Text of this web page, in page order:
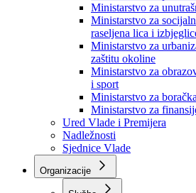
Ministarstva
Ministarstvo za
Ministarstvo za
Ministarstvo za
Ministarstvo za
raseljena lica i
Ministarstvo za
zaštitu okoline
Ministarstvo za
i sport
Ministarstvo za boračka
Ministarstvo za finansije
Ured Vlade i Premijera
Nadležnosti
Sjednice Vlade